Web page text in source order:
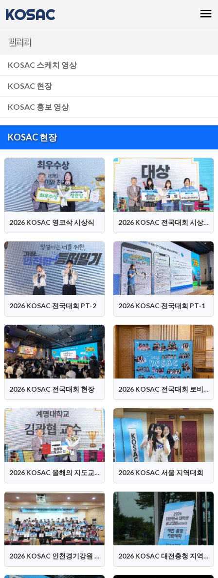
KOSAC menu
갤러리
KOSAC 스케치 영상
KOSAC 현장
KOSAC 홍보 영상
KOSAC 현장
2026 KOSAC 영코삭 시상식 2026 KOSAC 전국대회 시상식
2026 KOSAC 전국대회 PT-2 2026 KOSAC 전국대회 PT-1
2026 KOSAC 전국대회 현장 2026 KOSAC 전국대회 로비스케치
2026 KOSAC 올해의 지도교수상 시상식 2026 KOSAC 서울 지역대회
2026 KOSAC 인천경기강원 지역대회 2026 KOSAC 대전충청 지역대회